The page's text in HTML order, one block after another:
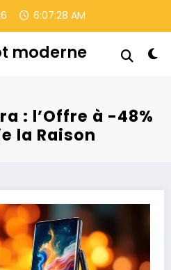
6:07:29 AM
moderne
: l’Offre à -48%
la Raison